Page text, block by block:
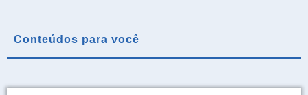
Conteúdos para você